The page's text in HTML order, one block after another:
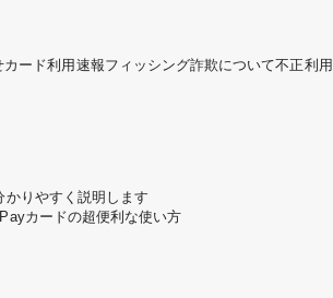
カード利用速報フィッシング詐欺について不正利
かりやすく説明します
カードの超便利な使い方